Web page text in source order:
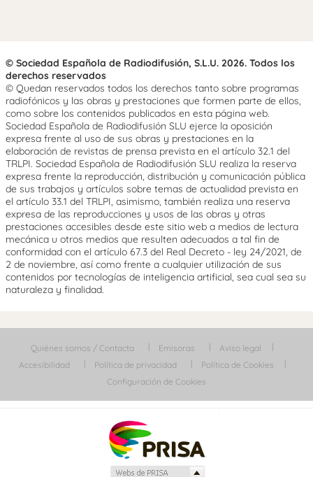
© Sociedad Española de Radiodifusión, S.L.U. 2026. Todos los
derechos reservados
© Quedan reservados todos los derechos tanto sobre programas
radiofónicos y las obras y prestaciones que formen parte de ellos,
como sobre los contenidos publicados en esta página web.
Sociedad Española de Radiodifusión SLU ejerce la oposición
expresa frente al uso de sus obras y prestaciones en la
elaboración de revistas de prensa prevista en el artículo 32.1 del
TRLPI. Sociedad Española de Radiodifusión SLU realiza la reserva
expresa frente la reproducción, distribución y comunicación pública
de sus trabajos y artículos sobre temas de actualidad prevista en
el artículo 33.1 del TRLPI, asimismo, también realiza una reserva
expresa de las reproducciones y usos de las obras y otras
prestaciones accesibles desde este sitio web a medios de lectura
mecánica u otros medios que resulten adecuados a tal fin de
conformidad con el artículo 67.3 del Real Decreto - ley 24/2021, de
2 de noviembre, así como frente a cualquier utilización de sus
contenidos por tecnologías de inteligencia artificial, sea cual sea su
naturaleza y finalidad.
Quiénes somos / Contacta Emisoras
Aviso legal
Accesibilidad
Política de privacidad
Política de Cookies
Configuración de Cookies